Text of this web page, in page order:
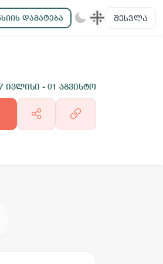
ᲓᲐᲛᲐᲢᲔᲑᲐ ᲨᲔᲡᲕᲚᲐ
ივლისი - 01 აგვისტო